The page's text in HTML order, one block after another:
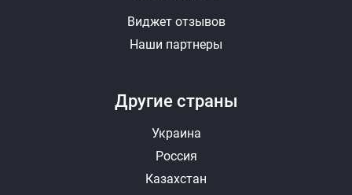
Другие страны
Украина
Россия
Казахстан
Виджет отзывов
Наши партнеры